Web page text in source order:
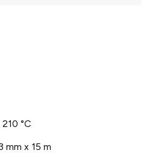
210 °C
mm x 15 m